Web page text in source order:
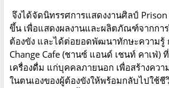
จึงได้จัดนิทรรศการแสดงงานศิลป์
ขึ้น เพื่อแสดงผลงานและผลิตภัณฑ์จากกา
ต้องขัง และได้ต่อยอดพัฒนาทักษะความรู้
Change Cafe (ชานซ์ แอนด์ เชนท์ คาเฟ่)
เครื่องดื่ม แก่บุคคลภายนอก เพื่อสร้างคว
ในตนเองของผู้ต้องขังให้พร้อมกลับไปใช้